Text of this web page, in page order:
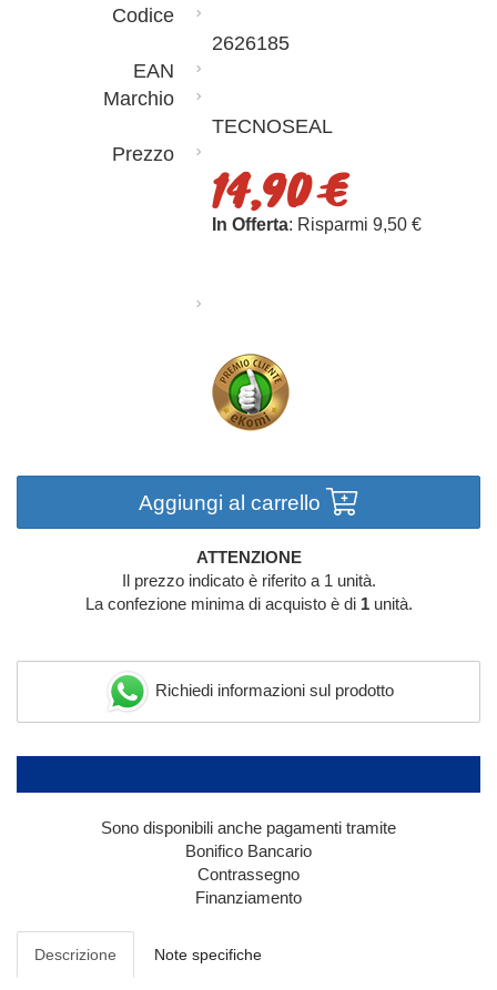
Codice
2626185
EAN
Marchio
TECNOSEAL
Prezzo
14,90 €
In Offerta: Risparmi 9,50 €
Aggiungi al carrello
ATTENZIONE
Il prezzo indicato è riferito a 1 unità.
La confezione minima di acquisto è di 1unità.
Richiedi informazioni sul prodotto
Sono disponibili anche pagamenti tramite
Bonifico Bancario
Contrassegno
Finanziamento
Descrizione Note specifiche